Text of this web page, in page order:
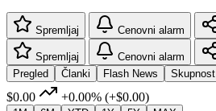
Spremljaj Cenovni alarm
Spremljaj
Cenovni alarm
Pregled
Članki Flash News Skupnost
$0.00 +0.00% (+$0.00)